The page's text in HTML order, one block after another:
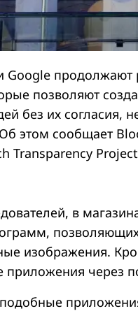
Google продолжают
позволяют
без их согласия,
этом сообщает
Transparency
в
изображения.
приложения через
подобные